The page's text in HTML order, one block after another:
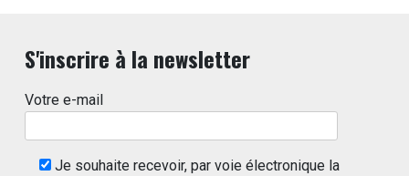
S'inscrire à la newsletter
Votre e-mail
Je souhaite recevoir, par voie électronique la